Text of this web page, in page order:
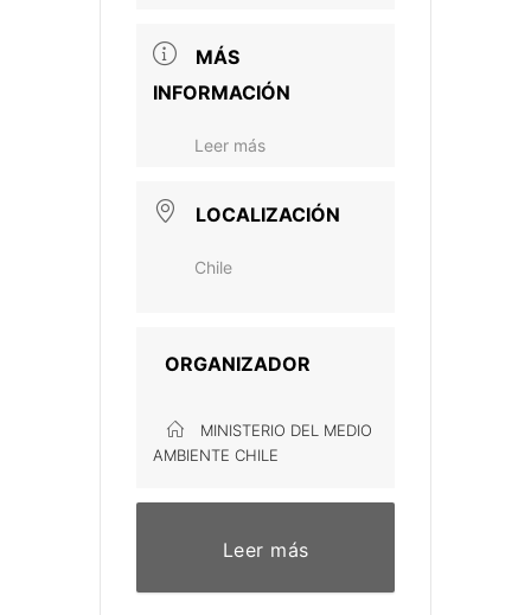
MÁS
INFORMACIÓN
Leer más
LOCALIZACIÓN
Chile
ORGANIZADOR
MINISTERIO DEL MEDIO
AMBIENTE CHILE
Leer más